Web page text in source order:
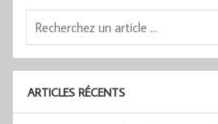
ARTICLES RÉCENTS